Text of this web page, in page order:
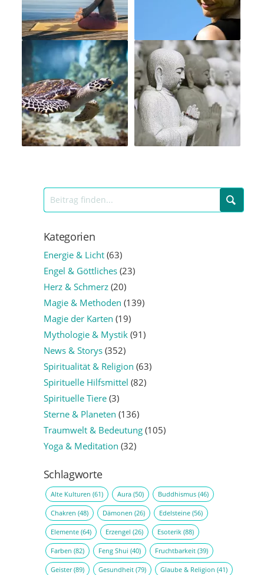
Kategorien
Energie & Licht(63)
Engel & Göttliches(23)
Herz & Schmerz(20)
Magie & Methoden (139)
Magie der Karten (19)
Mythologie & Mystik(91)
News & Storys(352)
Spiritualität & Religion (63)
Spirituelle Hilfsmittel (82)
Spirituelle Tiere(3)
Sterne & Planeten (136)
Traumwelt & Bedeutung(105)
Yoga & Meditation (32)
Schlagworte
Alte Kulturen (61) Aura(50) Buddhismus(46)
Chakren (48) Dämonen (26) Edelsteine(56)
Elemente(64) Erzengel (26) Esoterik(88)
Farben (82) Feng Shui (40) Fruchtbarkeit(39)
Geister(89) Gesundheit(79) Glaube & Religion (41)